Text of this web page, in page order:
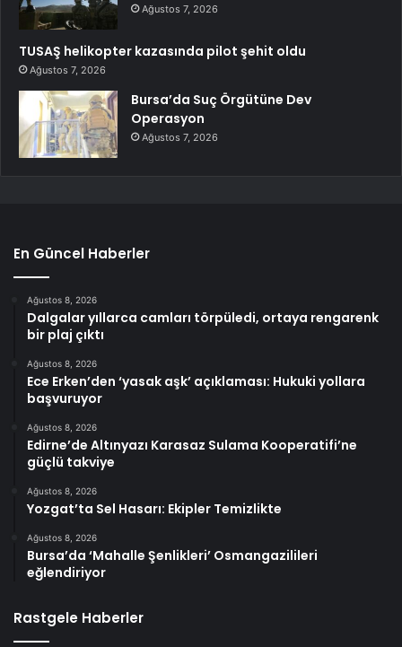
Ağustos 7, 2026
TUSAŞ helikopter kazasında pilot şehit oldu
Ağustos 7, 2026
Bursa’da Suç Örgütüne Dev
Operasyon
Ağustos 7, 2026
En Güncel Haberler
Ağustos 8, 2026
Dalgalar yıllarca camları törpüledi, ortaya rengarenk
bir plaj çıktı
Ağustos 8, 2026
Ece Erken’den ‘yasak aşk’ açıklaması: Hukuki yollara
başvuruyor
Ağustos 8, 2026
Edirne’de Altınyazı Karasaz Sulama Kooperatifi’ne
güçlü takviye
Ağustos 8, 2026
Yozgat’ta Sel Hasarı: Ekipler Temizlikte
Ağustos 8, 2026
Bursa’da ‘Mahalle Şenlikleri’ Osmangazilileri
eğlendiriyor
Rastgele Haberler